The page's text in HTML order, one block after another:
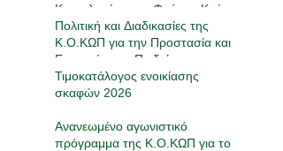
Κωπηλασίας στο Φράγμα Κούρη
17-19/4/2026
Πολιτική και Διαδικασίες της
Κ.Ο.ΚΩΠ για την Προστασία και
Ευημερία των Παιδιών στον
Αθλητισμό
Τιμοκατάλογος ενοικίασης
σκαφών 2026
Ανανεωμένο αγωνιστικό
πρόγραμμα της Κ.Ο.ΚΩΠ για το